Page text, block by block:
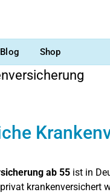
Blog Shop
ab 55 ist in
krankenversichert